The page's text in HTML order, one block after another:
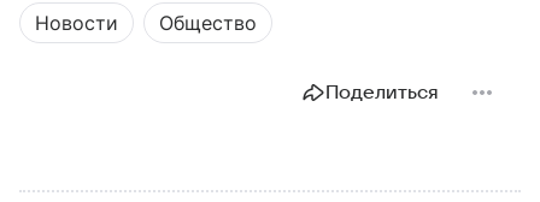
Новости Общество
Поделиться